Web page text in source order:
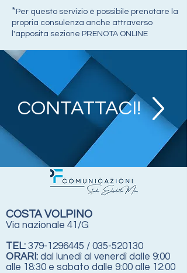
* Per questo servizio è possibile prenotare la
propria consulenza anche attraverso
l'apposita sezione PRENOTA ONLINE
CONTATTACI!
COSTA VOLPINO
Via nazionale 41/G
TEL: 379-1296445 / 035-520130
ORARI: dal lunedì al venerdì dalle 9:00
alle 18:30 e sabato dalle 9:00 alle 12:00